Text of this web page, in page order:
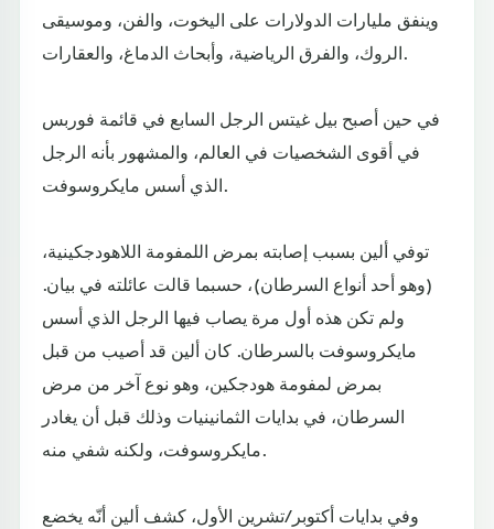
وينفق مليارات الدولارات على اليخوت، والفن، وموسيقى
الروك، والفرق الرياضية، وأبحاث الدماغ، والعقارات.
في حين أصبح بيل غيتس الرجل السابع في قائمة فوربس
في أقوى الشخصيات في العالم، والمشهور بأنه الرجل
الذي أسس مايكروسوفت.
توفي ألين بسبب إصابته بمرض اللمفومة اللاهودجكينية،
(وهو أحد أنواع السرطان)، حسبما قالت عائلته في بيان.
ولم تكن هذه أول مرة يصاب فيها الرجل الذي أسس
مايكروسوفت بالسرطان. كان ألين قد أصيب من قبل
بمرض لمفومة هودجكين، وهو نوع آخر من مرض
السرطان، في بدايات الثمانينيات وذلك قبل أن يغادر
مايكروسوفت، ولكنه شفي منه.
وفي بدايات أكتوبر/تشرين الأول، كشف ألين أنّه يخضع